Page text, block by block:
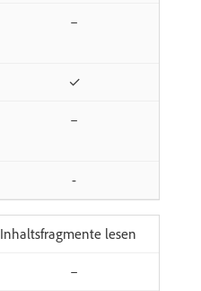
–
✓
–
-
Inhaltsfragmente lesen
–